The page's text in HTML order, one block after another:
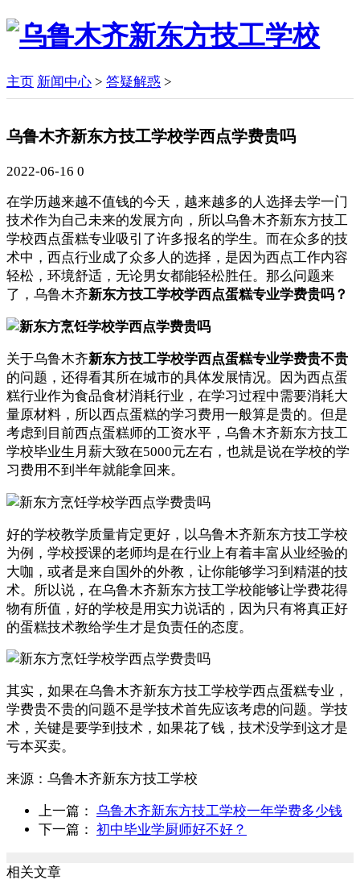
主页 新闻中心 > 答疑解惑 >
乌鲁木齐新东方技工学校学西点学费贵吗
2022-06-16 0
在学历越来越不值钱的今天，越来越多的人选择去学一门
技术作为自己未来的发展方向，所以乌鲁木齐新东方技工
学校西点蛋糕专业吸引了许多报名的学生。而在众多的技
术中，西点行业成了众多人的选择，是因为西点工作内容
轻松，环境舒适，无论男女都能轻松胜任。那么问题来
了，乌鲁木齐新东方技工学校学西点蛋糕专业学费贵吗？
关于乌鲁木齐新东方技工学校学西点蛋糕专业学费贵不贵
的问题，还得看其所在城市的具体发展情况。因为西点蛋
糕行业作为食品食材消耗行业，在学习过程中需要消耗大
量原材料，所以西点蛋糕的学习费用一般算是贵的。但是
考虑到目前西点蛋糕师的工资水平，乌鲁木齐新东方技工
学校毕业生月薪大致在5000元左右，也就是说在学校的学
习费用不到半年就能拿回来。
好的学校教学质量肯定更好，以乌鲁木齐新东方技工学校
为例，学校授课的老师均是在行业上有着丰富从业经验的
大咖，或者是来自国外的外教，让你能够学习到精湛的技
术。所以说，在乌鲁木齐新东方技工学校能够让学费花得
物有所值，好的学校是用实力说话的，因为只有将真正好
的蛋糕技术教给学生才是负责任的态度。
其实，如果在乌鲁木齐新东方技工学校学西点蛋糕专业，
学费贵不贵的问题不是学技术首先应该考虑的问题。学技
术，关键是要学到技术，如果花了钱，技术没学到这才是
亏本买卖。
来源： 乌鲁木齐新东方技工学校
上一篇： 乌鲁木齐新东方技工学校一年学费多少钱
下一篇： 初中毕业学厨师好不好？
相关文章